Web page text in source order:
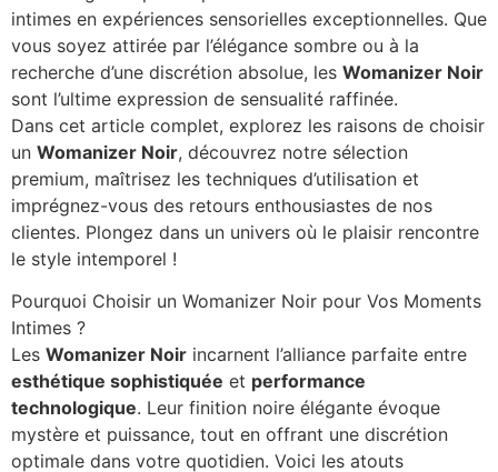
intimes en expériences sensorielles exceptionnelles. Que
vous soyez attirée par l’élégance sombre ou à la
recherche d’une discrétion absolue, les Womanizer Noir
sont l’ultime expression de sensualité raffinée.
Dans cet article complet, explorez les raisons de choisir
un Womanizer Noir, découvrez notre sélection
premium, maîtrisez les techniques d’utilisation et
imprégnez-vous des retours enthousiastes de nos
clientes. Plongez dans un univers où le plaisir rencontre
le style intemporel !
Pourquoi Choisir un Womanizer Noir pour Vos Moments
Intimes ?
Les Womanizer Noir incarnent l’alliance parfaite entre
esthétique sophistiquée et performance
technologique. Leur finition noire élégante évoque
mystère et puissance, tout en offrant une discrétion
optimale dans votre quotidien. Voici les atouts